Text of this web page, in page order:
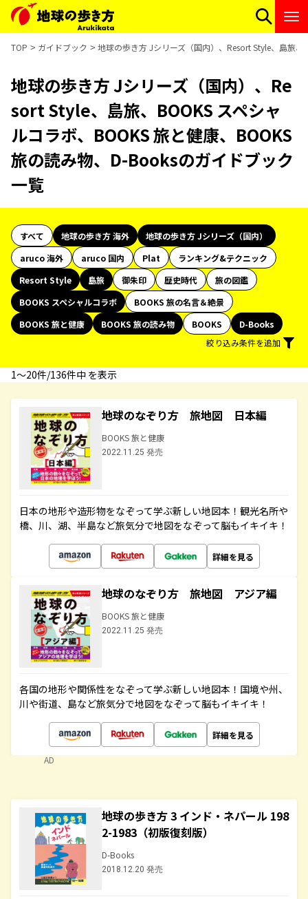
TOP ガイドブック 地球の歩き方 Jシリーズ（国内）、Resort Style、島旅
地球の歩き方 Jシリーズ（国内）、Re
sort Style、島旅、BOOKS スペシャ
ルコラボ、BOOKS 旅と健康、BOOKS
旅の読み物、D-Booksのガイドブック
一覧
すべて 地球の歩き方 海外
地球の歩き方 Jシリーズ（国内）
aruco 海外
aruco 国内 Plat
ランキング&テクニック
Resort Style
島旅 御朱印 歴史時代
旅の図鑑
BOOKS スペシャルコラボ
BOOKS 旅の名言＆絶景
BOOKS 旅と健康
BOOKS 旅の読み物 BOOKS
D-Books
絞り込み条件を追加
1〜20件/136件中 を表示
地球のなぞり方 旅地図 日本編
BOOKS 旅と健康
2022.11.25 発売
日本の地形や造形物をなぞって学ぶ新しい地図本！観光名所や
橋、川、湖、半島など旅気分で地図をなぞって脳もイキイキ！
詳細を見る
地球のなぞり方 旅地図 アジア編
BOOKS 旅と健康
2022.11.25 発売
各国の地形や関係性をなぞって学ぶ新しい地図本！国境や州、
川や街道、島など旅気分で地図をなぞって脳もイキイキ！
詳細を見る
AD
地球の歩き方 3 インド・ネパール 198
2-1983（初版復刻版）
D-Books
2018.12.20 発売